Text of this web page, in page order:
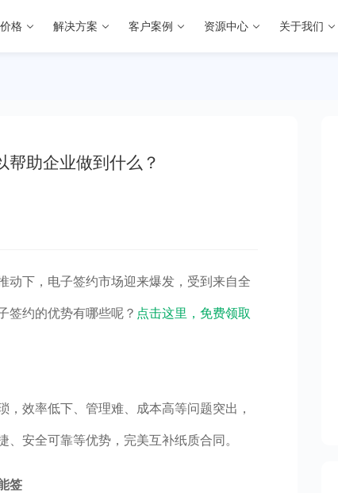
价格 解决方案 客户案例 资源中心 关于我们
帮助企业做到什么？
动下，电子签约市场迎来爆发，受到来自全
签约的优势有哪些呢？ 点击这里，免费领取
效率低下、管理难、成本高等问题突出，
、安全可靠等优势，完美互补纸质合同。
签